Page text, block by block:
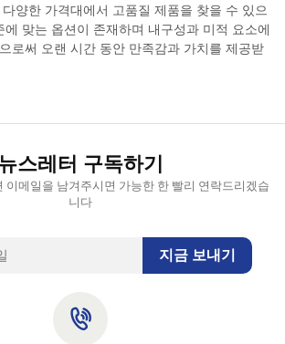
양한 가격대에서 고품질 제품을 찾을 수 있으
에 맞는 옵션이 존재하며 내구성과 미적 요소에
로써 오랜 시간 동안 만족감과 가치를 제공받
스레터 구독하기
이메일을 남겨주시면 가능한 한 빨리 연락드리겠습
니다
지금 보내기